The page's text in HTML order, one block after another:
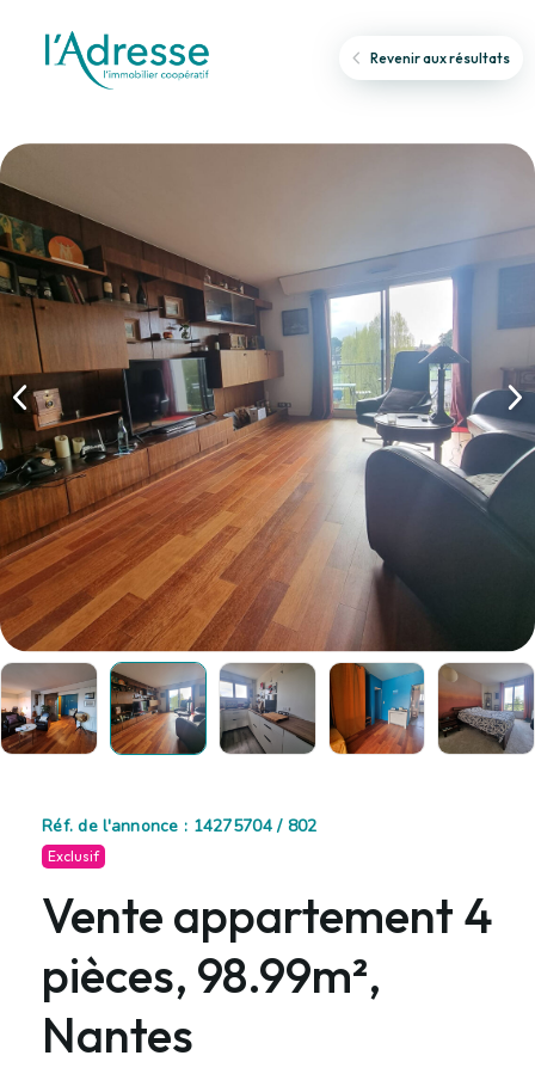
Revenir aux résultats
Réf. de l'annonce : 14275704 / 802
Exclusif
Vente appartement 4
pièces, 98.99m²,
Nantes